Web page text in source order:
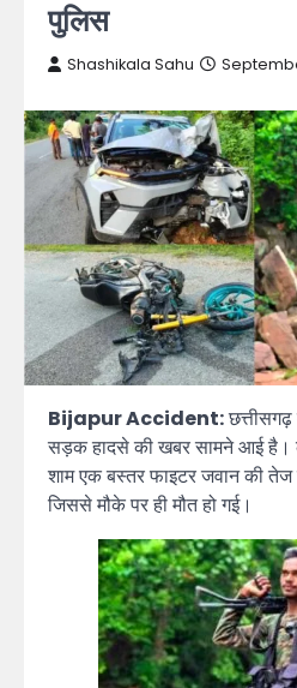
पुलिस
Shashikala Sahu
Bijapur Accident:
सड़क हादसे की खबर सामने आई है।
शाम एक बस्तर फाइटर जवान की तेज
जिससे मौके पर ही मौत हो गई।